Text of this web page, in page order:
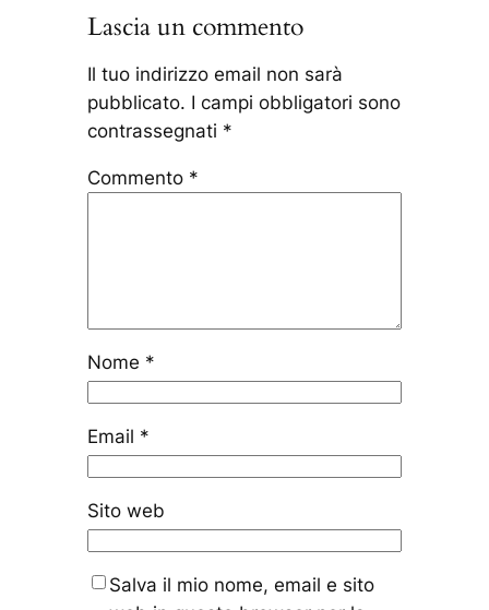
Lascia un commento
Il tuo indirizzo email non sarà
pubblicato. I campi obbligatori sono
contrassegnati *
Commento *
Nome *
Email *
Sito web
Salva il mio nome, email e sito